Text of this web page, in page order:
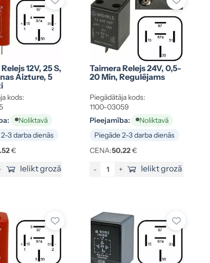
12V, 25 S,
Aizture, 5
kods:
Noliktavā
3 darba dienās
€
Ielikt grozā
Taimera Relejs 24V, 0,5-
20 Min, Regulējams
Piegādātāja kods:
1100-03059
Pieejamība:
Noliktavā
Piegāde 2-3 darba dienās
CENA:50.22€
- + Ielikt grozā